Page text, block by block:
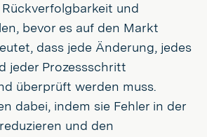
und
bevor es auf den Markt
dass jede Änderung, jedes
jeder Prozessschritt
überprüft werden muss.
dabei, indem sie Fehler in der
und den